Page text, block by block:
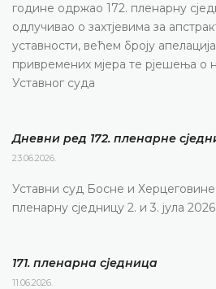
године одржао 172. пленарну
одлучивао о захтјевима за
уставности, већем броју
привремених мјера те рјешења о
Уставног суда
Дневни ред 172. пленарне
23.06.2026.
Уставни суд Босне и
пленарну сједницу 2. и 3. јула
171. пленарна сједницa
11.06.2026.